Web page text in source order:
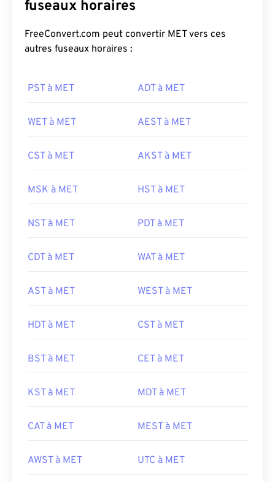
fuseaux horaires
FreeConvert.com peut convertir MET vers ces
autres fuseaux horaires :
PST à MET ADT à MET
WET à MET AEST à MET
CST à MET AKST à MET
MSK à MET HST à MET
NST à MET PDT à MET
CDT à MET WAT à MET
AST à MET WEST à MET
HDT à MET CST à MET
BST à MET CET à MET
KST à MET MDT à MET
CAT à MET MEST à MET
AWST à MET UTC à MET